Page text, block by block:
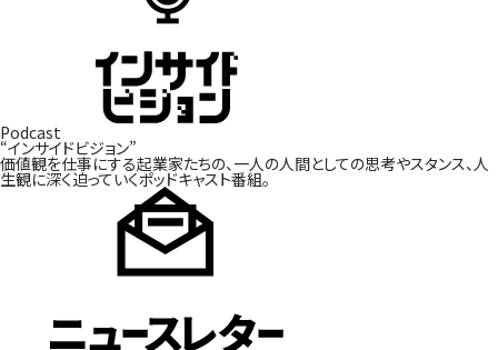
Podcast
“インサイドビジョン”
価値観を仕事にする起業家たちの、一人の人間としての思考やスタンス、人
生観に深く迫っていくポッドキャスト番組。